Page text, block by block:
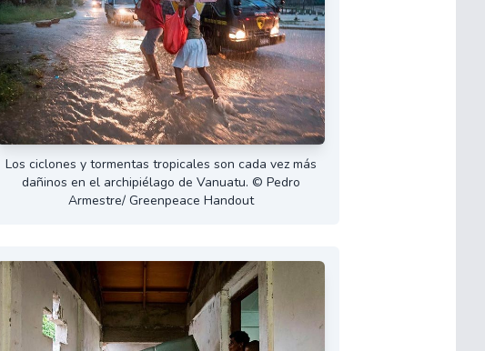
Los ciclones y tormentas tropicales son cada vez más
dañinos en el archipiélago de Vanuatu. © Pedro
Armestre/ Greenpeace Handout